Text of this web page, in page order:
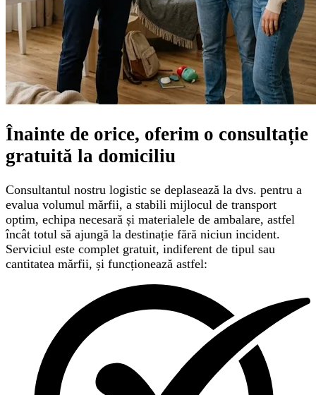
Înainte de orice, oferim o consultație
gratuită la domiciliu
Consultantul nostru logistic se deplasează la dvs. pentru a
evalua volumul mărfii, a stabili mijlocul de transport
optim, echipa necesară și materialele de ambalare, astfel
încât totul să ajungă la destinație fără niciun incident.
Serviciul este complet gratuit, indiferent de tipul sau
cantitatea mărfii, și funcționează astfel: